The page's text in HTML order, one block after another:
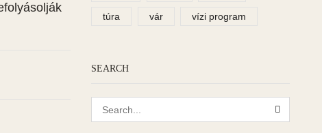
túra vár vízi program
SEARCH